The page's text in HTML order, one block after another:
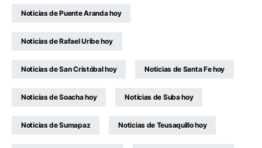
Noticias de Puente Aranda hoy
Noticias de Rafael Uribe hoy
Noticias de San Cristóbal hoy Noticias de Santa Fe hoy
Noticias de Soacha hoy Noticias de Suba hoy
Noticias de Sumapaz Noticias de Teusaquillo hoy